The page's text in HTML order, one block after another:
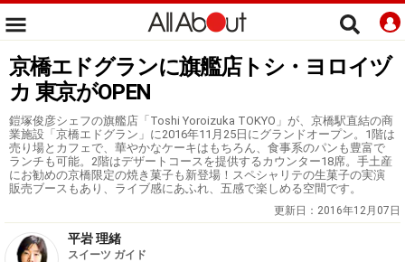
京橋エドグランに旗艦店トシ・ヨロイヅ
カ 東京がOPEN
鎧塚俊彦シェフの旗艦店「Toshi Yoroizuka TOKYO」が、京橋駅直結の商
業施設「京橋エドグラン」に2016年11月25日にグランドオープン。1階は
売り場とカフェで、華やかなケーキはもちろん、食事系のパンも豊富で
ランチも可能。2階はデザートコースを提供するカウンター18席。手土産
にお勧めの京橋限定の焼き菓子も新登場！スペシャリテの生菓子の実演
販売ブースもあり、ライブ感にあふれ、五感で楽しめる空間です。
更新日： 2016年12月07日
平岩 理緒
スイーツ ガイド